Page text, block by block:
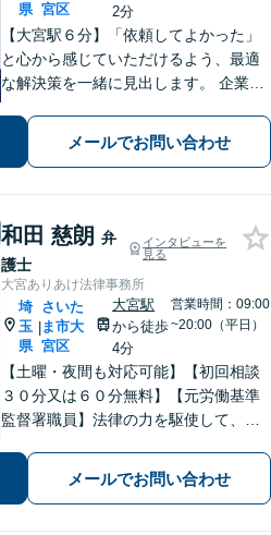
県 宮区
2分
【大宮駅６分】「依頼してよかった」
と心から感じていただけるよう、最適
な解決策を一緒に見出します。 企業法
／労務など。お困りごとやお悩みは、
どうぞお気軽にお知らせください。
メールでお問い合わせ
和田 慈朗 弁
護士
インタビューを
見る
大宮ありあけ法律事務所
埼
玉
県
|
さいた
ま市大
宮区
大宮駅
から徒歩
4分
営業時間：09:00
~20:00（平日）
【土曜・夜間も対応可能】【初回相談
３０分又は６０分無料】【元労働基準
監督署職員】法律の力を駆使して、ト
たいと思っています。費用が不安な方
もご相談ください。【大宮駅徒歩４
メールでお問い合わせ